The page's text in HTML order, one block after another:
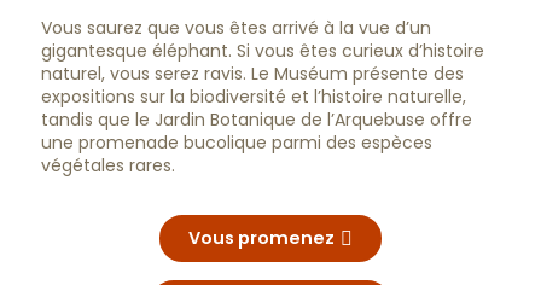
Vous saurez que vous êtes arrivé à la vue d’un
gigantesque éléphant. Si vous êtes curieux d’histoire
naturel, vous serez ravis. Le Muséum présente des
expositions sur la biodiversité et l’histoire naturelle,
tandis que le Jardin Botanique de l’Arquebuse offre
une promenade bucolique parmi des espèces
végétales rares.
Vous promenez